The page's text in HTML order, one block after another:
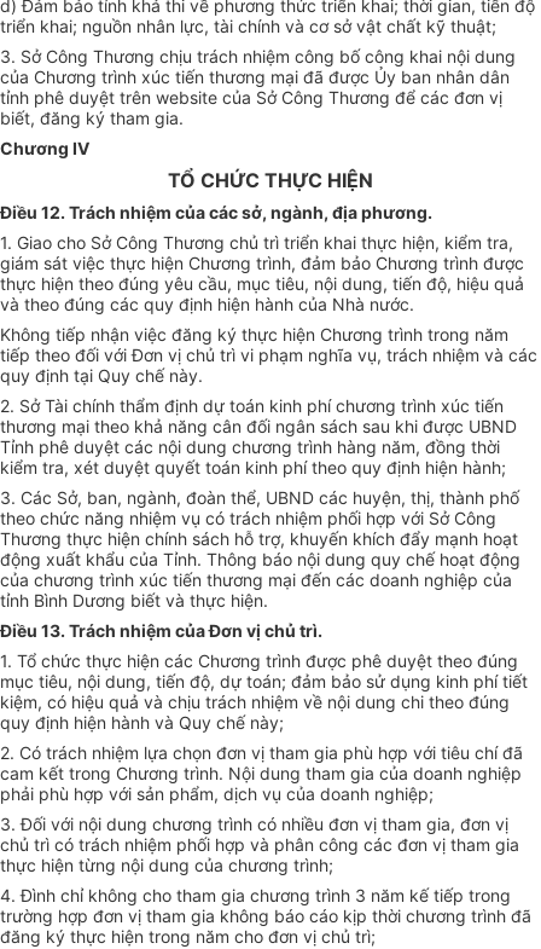
d)Đảm bảo tính khả thi về phương thức triển khai; thời gian, tiến độ
triển khai; nguồn nhân lực, tài chính và cơ sở vật chất kỹ thuật;
3. Sở Công Thương chịu trách nhiệm công bố công khai nội dung
của Chương trình xúc tiến thương mại đã được Ủy ban nhân dân
tỉnh phê duyệt trên website của Sở Công Thương để các đơn vị
biết, đăng ký tham gia.
Chương IV
TỔ CHỨC THỰC HIỆN
Điều 12. Trách nhiệm của các sở, ngành, địa phương.
1. Giao cho Sở Công Thương chủ trì triển khai thực hiện, kiểm tra,
giám sát việc thực hiện Chương trình, đảm bảo Chương trình được
thực hiện theo đúng yêu cầu, mục tiêu, nội dung, tiến độ, hiệu quả
và theo đúng các quy định hiện hành của Nhà nước.
Không tiếp nhận việc đăng ký thực hiện Chương trình trong năm
tiếp theo đối với Đơn vị chủ trì vi phạm nghĩa vụ, trách nhiệm và các
quy định tại Quy chế này.
2. Sở Tài chính thẩm định dự toán kinh phí chương trình xúc tiến
thương mại theo khả năng cân đối ngân sách sau khi được UBND
Tỉnh phê duyệt các nội dung chương trình hàng năm, đồng thời
kiểm tra, xét duyệt quyết toán kinh phí theo quy định hiện hành;
3. Các Sở, ban, ngành, đoàn thể, UBND các huyện, thị, thành phố
theo chức năng nhiệm vụ có trách nhiệm phối hợp với Sở Công
Thương thực hiện chính sách hỗ trợ, khuyến khích đẩy mạnh hoạt
động xuất khẩu của Tỉnh. Thông báo nội dung quy chế hoạt động
của chương trình xúc tiến thương mại đến các doanh nghiệp của
tỉnh Bình Dương biết và thực hiện.
Điều 13. Trách nhiệm của Đơn vị chủ trì.
1. Tổ chức thực hiện các Chương trình được phê duyệt theo đúng
mục tiêu, nội dung, tiến độ, dự toán; đảm bảo sử dụng kinh phí tiết
kiệm, có hiệu quả và chịu trách nhiệm về nội dung chi theo đúng
quy định hiện hành và Quy chế này;
2. Có trách nhiệm lựa chọn đơn vị tham gia phù hợp với tiêu chí đã
cam kết trong Chương trình. Nội dung tham gia của doanh nghiệp
phải phù hợp với sản phẩm, dịch vụ của doanh nghiệp;
3.Đối với nội dung chương trình có nhiều đơn vị tham gia, đơn vị
chủ trì có trách nhiệm phối hợp và phân công các đơn vị tham gia
thực hiện từng nội dung của chương trình;
4.Đình chỉ không cho tham gia chương trình 3 năm kế tiếp trong
trường hợp đơn vị tham gia không báo cáo kịp thời chương trình đã
đăng ký thực hiện trong năm cho đơn vị chủ trì;